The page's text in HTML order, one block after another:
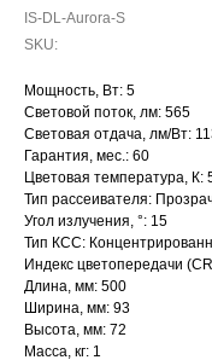
IS-DL-Aurora-S
SKU:
Мощность, Вт: 5
Световой поток, лм: 565
Световая отдача, лм/Вт:
Гарантия, мес.: 60
Цветовая температура, К:
Тип рассеивателя:
Угол излучения, °: 15
Тип КСС:
Индекс цветопередачи
Длина, мм: 500
Ширина, мм: 93
Высота, мм: 72
Масса, кг: 1